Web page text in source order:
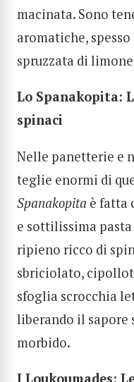
macinata. Sono
aromatiche,
spruzzata di
Lo Spanakopita:
spinaci
Nelle panetterie e
teglie enormi di
Spanakopita è fatta
e sottilissima
ripieno ricco di
sbriciolato,
sfoglia scrocchia
liberando il sapore
morbido.
I Loukoumades: